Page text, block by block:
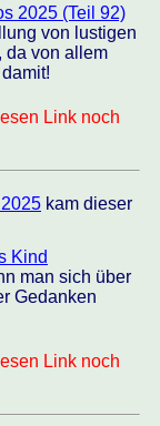
2025 (Teil 92)
von lustigen
da von allem
Link noch
kam dieser
Kind
man sich über
Gedanken
Link noch